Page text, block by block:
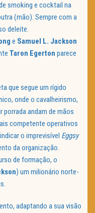
smoking e cocktail na
(mão). Sempre com a
deleite.
e Samuel L. Jackson
Taron Egerton parece
que segue um rígido
onde o cavalheirismo,
porrada andam de mãos
competente operativos
o imprevisível Eggsy
da organização.
de formação, o
) um milionário norte-
adaptando a sua visão